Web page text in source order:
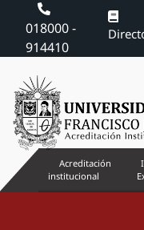
018000 -
914410
Acreditación
institucional